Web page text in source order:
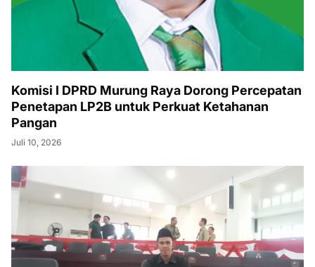
Komisi I DPRD Murung Raya Dorong Percepatan
Penetapan LP2B untuk Perkuat Ketahanan
Pangan
Juli 10, 2026